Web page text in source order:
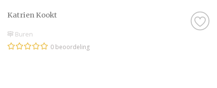
Katrien Kookt
Buren
0 beoordeling